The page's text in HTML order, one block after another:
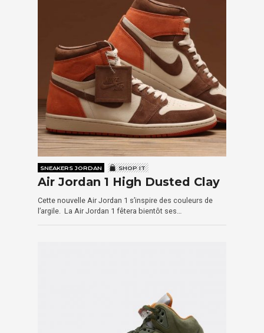
SNEAKERS JORDAN SHOP IT
Air Jordan 1 High Dusted Clay
Cette nouvelle Air Jordan 1 s’inspire des couleurs de
l’argile. La Air Jordan 1 fêtera bientôt ses…